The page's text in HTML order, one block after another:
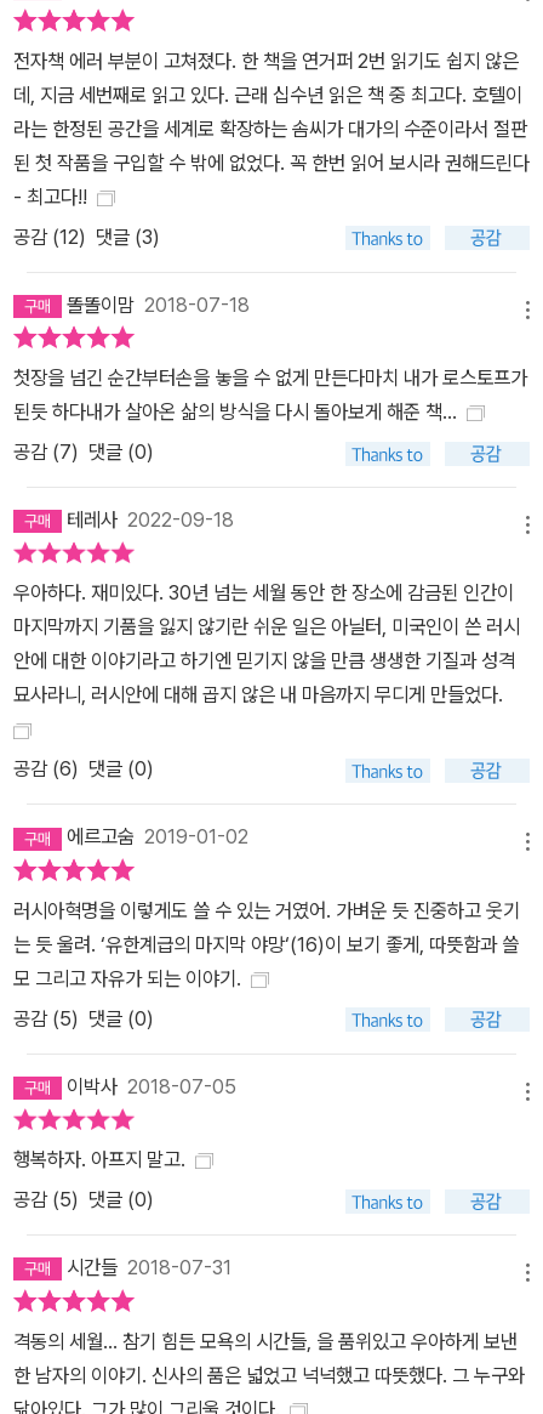
서 왔는지 보여준다. 여기에 고급 와인과 요리, 발레와 영화 이야기는
시절에 대한 상상력을 자극하는 동시에 풍성한 읽을거리를 제공한다.
『모스크바의 신사』에서는 호텔 안 평범한 소동이 역사적 사건과 연결
되고, 스치듯 지나가는 인물과 물건들이 중요한 역할을 하며 하나의
큰 이야기를 완성한다. 아름다운 묘사, 한 편의 미스터리를 읽는 것 같
은 정교한 구성, 시대를 뛰어넘은 명작들의 향연이 독자에게 지적 즐
거움을 선물한다. 사실과 허구로 만들어낸 정교한 세공품 백작의 특
별한 일상은 내밀한 역사가 된다 작가는 2009년 출장차 방문했던 제
네바의 한 호텔에서 ‘거대한 호텔에 갇힌 남자가 등장하는 이야기’를
떠올렸다. 그리고 이를 차르 시대의 러시아에서 실제 있었던 가택 연
금의 역사와 연결해 소설을 스케치했다. 토울스가 그려낸 1920년대
메트로폴 호텔은 항상 우아한 음악이 흐르고, 정중하고 예의를 갖춘
직원들이 손님을 맞이하는 곳이다. 실제로 그 시대 메트로폴 호텔은
의 건재함을 대외에 선전하는 특별한 목적을 가진 곳, 호화 요리와 고
급 술, 손님들을 위한 최고의 서비스가 제공되는 곳이었다. 그리고 비
밀경찰의 감시와 풍요로운 일상이 공존하는 곳, 역사 중심에 있지만
안과 바깥에 다른 시간이 흐르는 특별한 장소였다. 작가는 메트로폴
호텔이 가진 특수성에 혁명 이후 러시아에 대한 깊은 이해, 가상의 인
물 알렉산드르 로스토프 백작의 매력을 더해 실제 역사보다 더 사실
같은 이야기를 만들어내는 데 성공했다. 현실의 한가운데에 있으면서
도 그 혹독함을 비껴간 장소에서 벌어지는 이야기라는 점에서 『모스
크바의 신사』는 웨스 앤더슨 감독의 영화 <그랜드 부다페스트 호텔>
판이라는 점에서는 스티븐 스필버그 감독의 영화 <터미널>을, 외부
적으로는 주변 환경, 내면적으로는 고독과 끊임없이 싸워야 한다는
점에서 소설 『로빈슨 크루소』나 『몬테크리스토 백작』을 떠올리게도
한다. 영상으로 혹은 이야기로 강렬한 인상을 남긴 이들 명작처럼, 로
스토프 백작을 둘러싼 이야기 또한 사실적이면서도 환상적이다. 『모
스크바의 신사』는 백작이 새롭고 혹독한 환경에서 ‘어떻게 살아남았
는지’ 이야기하지만, 여기에서 그치지 않고 독자에게 ‘어떻게 살 것인
가’라는 질문을 던진다. 그리고 우리의 정신을 살찌운 위대한 문학 작
품들이 그랬던 것처럼, 대중과 함께 호흡하고 삶의 의미를 돌아볼 수
있는 계기를 제공한다. 토울스는 백작을 통해 ‘반드시 나폴레옹처럼
역사의 흐름을 바꿔놓은 사람만이 역사에서 중요한 것은 아니며, 예
평범한 남자와 여자야말로 특별한 존재들’이라고 이야기한다. 또한
라벨을 떼어내도 맛과 가치가 달라지지 않는 와인처럼, 책을 불태워
릴 수 없는 ‘내면의 빛’을 간직하고 있다는 점을 상기시킨다. 귀족의
허례허식과 과거에 대한 후회를 내려놓고, 주어진 환경에 우아하면서
전자책 에러 부분이 고쳐졌다. 한 책을 연거퍼 2번 읽기도 쉽지 않은
데, 지금 세번째로 읽고 있다. 근래 십수년 읽은 책 중 최고다. 호텔이
라는 한정된 공간을 세계로 확장하는 솜씨가 대가의 수준이라서 절판
된 첫 작품을 구입할 수 밖에 없었다. 꼭 한번 읽어 보시라 권해드린다
- 최고다!!
공감 (12) 댓글 (3)
똘똘이맘 2018-07-18
첫장을 넘긴 순간부터손을 놓을 수 없게 만든다마치 내가 로스토프가
된듯 하다내가 살아온 삶의 방식을 다시 돌아보게 해준 책...
공감 (7) 댓글 (0)
테레사 2022-09-18
우아하다. 재미있다. 30년 넘는 세월 동안 한 장소에 감금된 인간이
마지막까지 기품을 잃지 않기란 쉬운 일은 아닐터, 미국인이 쓴 러시
안에 대한 이야기라고 하기엔 믿기지 않을 만큼 생생한 기질과 성격
묘사라니, 러시안에 대해 곱지 않은 내 마음까지 무디게 만들었다.
공감 (6) 댓글 (0)
에르고숨 2019-01-02
러시아혁명을 이렇게도 쓸 수 있는 거였어. 가벼운 듯 진중하고 웃기
는 듯 울려. ‘유한계급의 마지막 야망‘(16)이 보기 좋게, 따뜻함과 쓸
모 그리고 자유가 되는 이야기.
공감 (5) 댓글 (0)
이박사 2018-07-05
행복하자. 아프지 말고.
공감 (5) 댓글 (0)
시간들 2018-07-31
격동의 세월... 참기 힘든 모욕의 시간들, 을 품위있고 우아하게 보낸
한 남자의 이야기. 신사의 품은 넓었고 넉넉했고 따뜻했다. 그 누구와
닮아있다. 그가 많이 그리울 것이다.